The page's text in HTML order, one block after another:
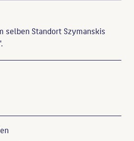
selben Standort Szymanskis